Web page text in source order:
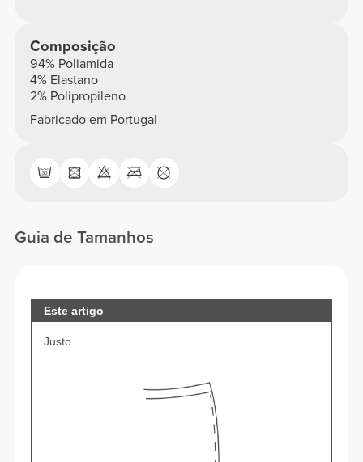
Composição
94% Poliamida
4% Elastano
2% Polipropileno
Fabricado em Portugal
Guia de Tamanhos
Este artigo
Justo